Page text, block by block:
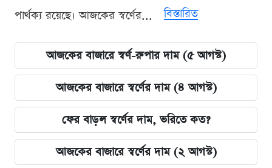
পার্থক্য রয়েছে। আজকের স্বর্ণের...
বিস্তারিত
আজকের বাজারে স্বর্ণ-রুপার দাম (৫ আগস্ট)
আজকের বাজারে স্বর্ণের দাম (৪ আগস্ট)
ফের বাড়ল স্বর্ণের দাম, ভরিতে কত?
আজকের বাজারে স্বর্ণের দাম (২ আগস্ট)